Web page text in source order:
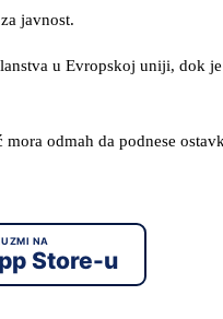
javnost.
u Evropskoj uniji, dok
odmah da podnese
NA
Store-u